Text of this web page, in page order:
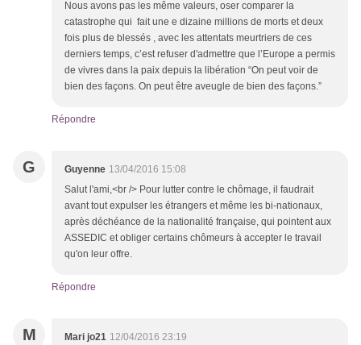
Nous avons pas les même valeurs, oser comparer la
catastrophe qui fait une e dizaine millions de morts et deux
fois plus de blessés , avec les attentats meurtriers de ces
derniers temps, c’est refuser d'admettre que l’Europe a permis
de vivres dans la paix depuis la libération “On peut voir de
bien des façons. On peut être aveugle de bien des façons.”
Répondre
G Guyenne 13/04/2016 15:08
Salut l'ami,<br /> Pour lutter contre le chômage, il faudrait
avant tout expulser les étrangers et même les bi-nationaux,
après déchéance de la nationalité française, qui pointent aux
ASSEDIC et obliger certains chômeurs à accepter le travail
qu'on leur offre.
Répondre
M Mari jo21 12/04/2016 23:19